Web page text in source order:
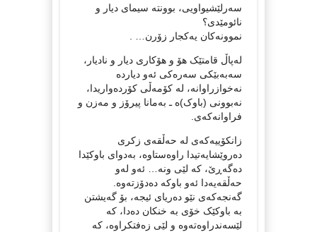
سەرلێشیواویی، بوونتە سیمای دیار و
نائومێدی؟
نموونەکان یەکجار زۆرن… .
لەپاڵ قامتێک هۆ و هۆکاری دیار و نادیار،
سەبەبێکی سەرەکی ئەو دیاردە
نەخوازراوانە، لە کۆمەڵی کۆردەواریدا،
نەبوونی (باوک)ە ـ بەمانا پیرۆز و مەزن و
فراوانەکەی.
زانکۆییەکەی لە حەڵقەی زکری
دەروێشایەتیدا راوەستاوە، بەدوای باوکێدا
دەگەڕێ، کە لێی ونە… ئەو لەو
حەڵقەیەدا ئەو باوکە دەدۆزتەوە.
گەنجەکەی نێو دەریای ئیجە، بۆ گەیشتن
بە باوکێک خۆی بە خنکان دەدا، کە
لێسەندراوەتەوە و لێی زەفتکراوە، کە